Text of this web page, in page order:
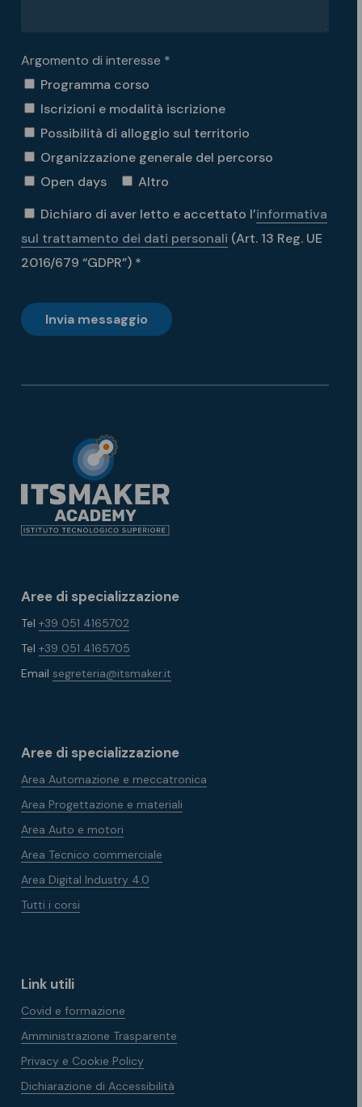
Argomento di interesse *
Programma corso
Iscrizioni e modalità iscrizione
Possibilità di alloggio sul territorio
Organizzazione generale del percorso
Open days
Altro
Dichiaro di aver letto e accettato l’informativa
sul trattamento dei dati personali (Art. 13 Reg. UE
2016/679 “GDPR”) *
Aree di specializzazione
Tel+39 051 4165702
Tel+39 051 4165705
Emailsegreteria@itsmaker.it
Aree di specializzazione
Area Automazione e meccatronica
Area Progettazione e materiali
Area Auto e motori
Area Tecnico commerciale
Area Digital Industry 4.0
Tutti i corsi
Link utili
Covid e formazione
Amministrazione Trasparente
Privacy e Cookie Policy
Dichiarazione di Accessibilità